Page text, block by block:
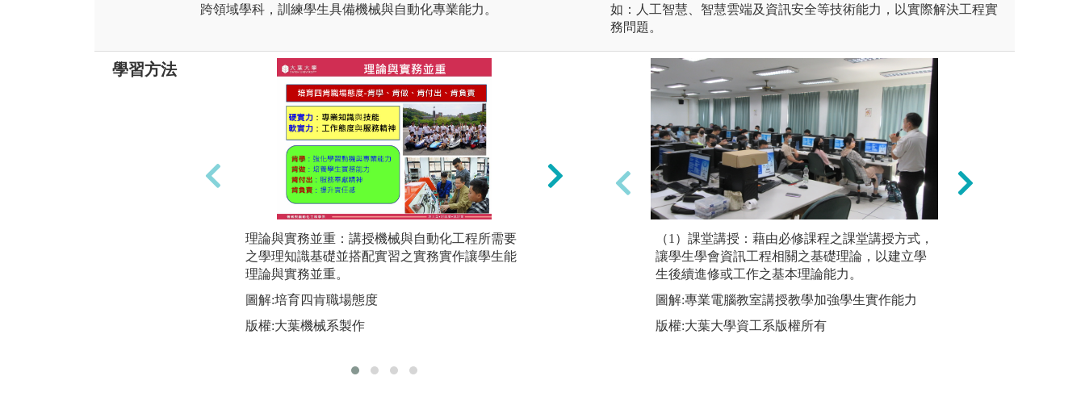
跨領域學科，訓練學生具備機械與自動化專業能力。
如：人工智慧、智慧雲端及資訊安全等技術能力，以實際解決工程實
務問題。
學習方法
理論與實務並重：講授機械與自動化工程所需要
之學理知識基礎並搭配實習之實務實作讓學生能
理論與實務並重。
圖解:培育四肯職場態度
版權:大葉機械系製作
科技整合與產學合作：規劃學生進入系上教師實
驗室參與產學計畫之執行，藉由碩博班學長指導
研究與研發技巧，利於學生即早尋找自我興趣。
圖解:產學合作創造雙贏
版權:大葉機械系製作
（1）課堂講授：藉由必修課程之課堂講授方式，
讓學生學會資訊工程相關之基礎理論，以建立學
生後續進修或工作之基本理論能力。
圖解:專業電腦教室講授教學加強學生實作能力
版權:大葉大學資工系版權所有